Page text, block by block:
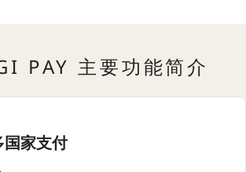
PAY 主要功能简介
家支付